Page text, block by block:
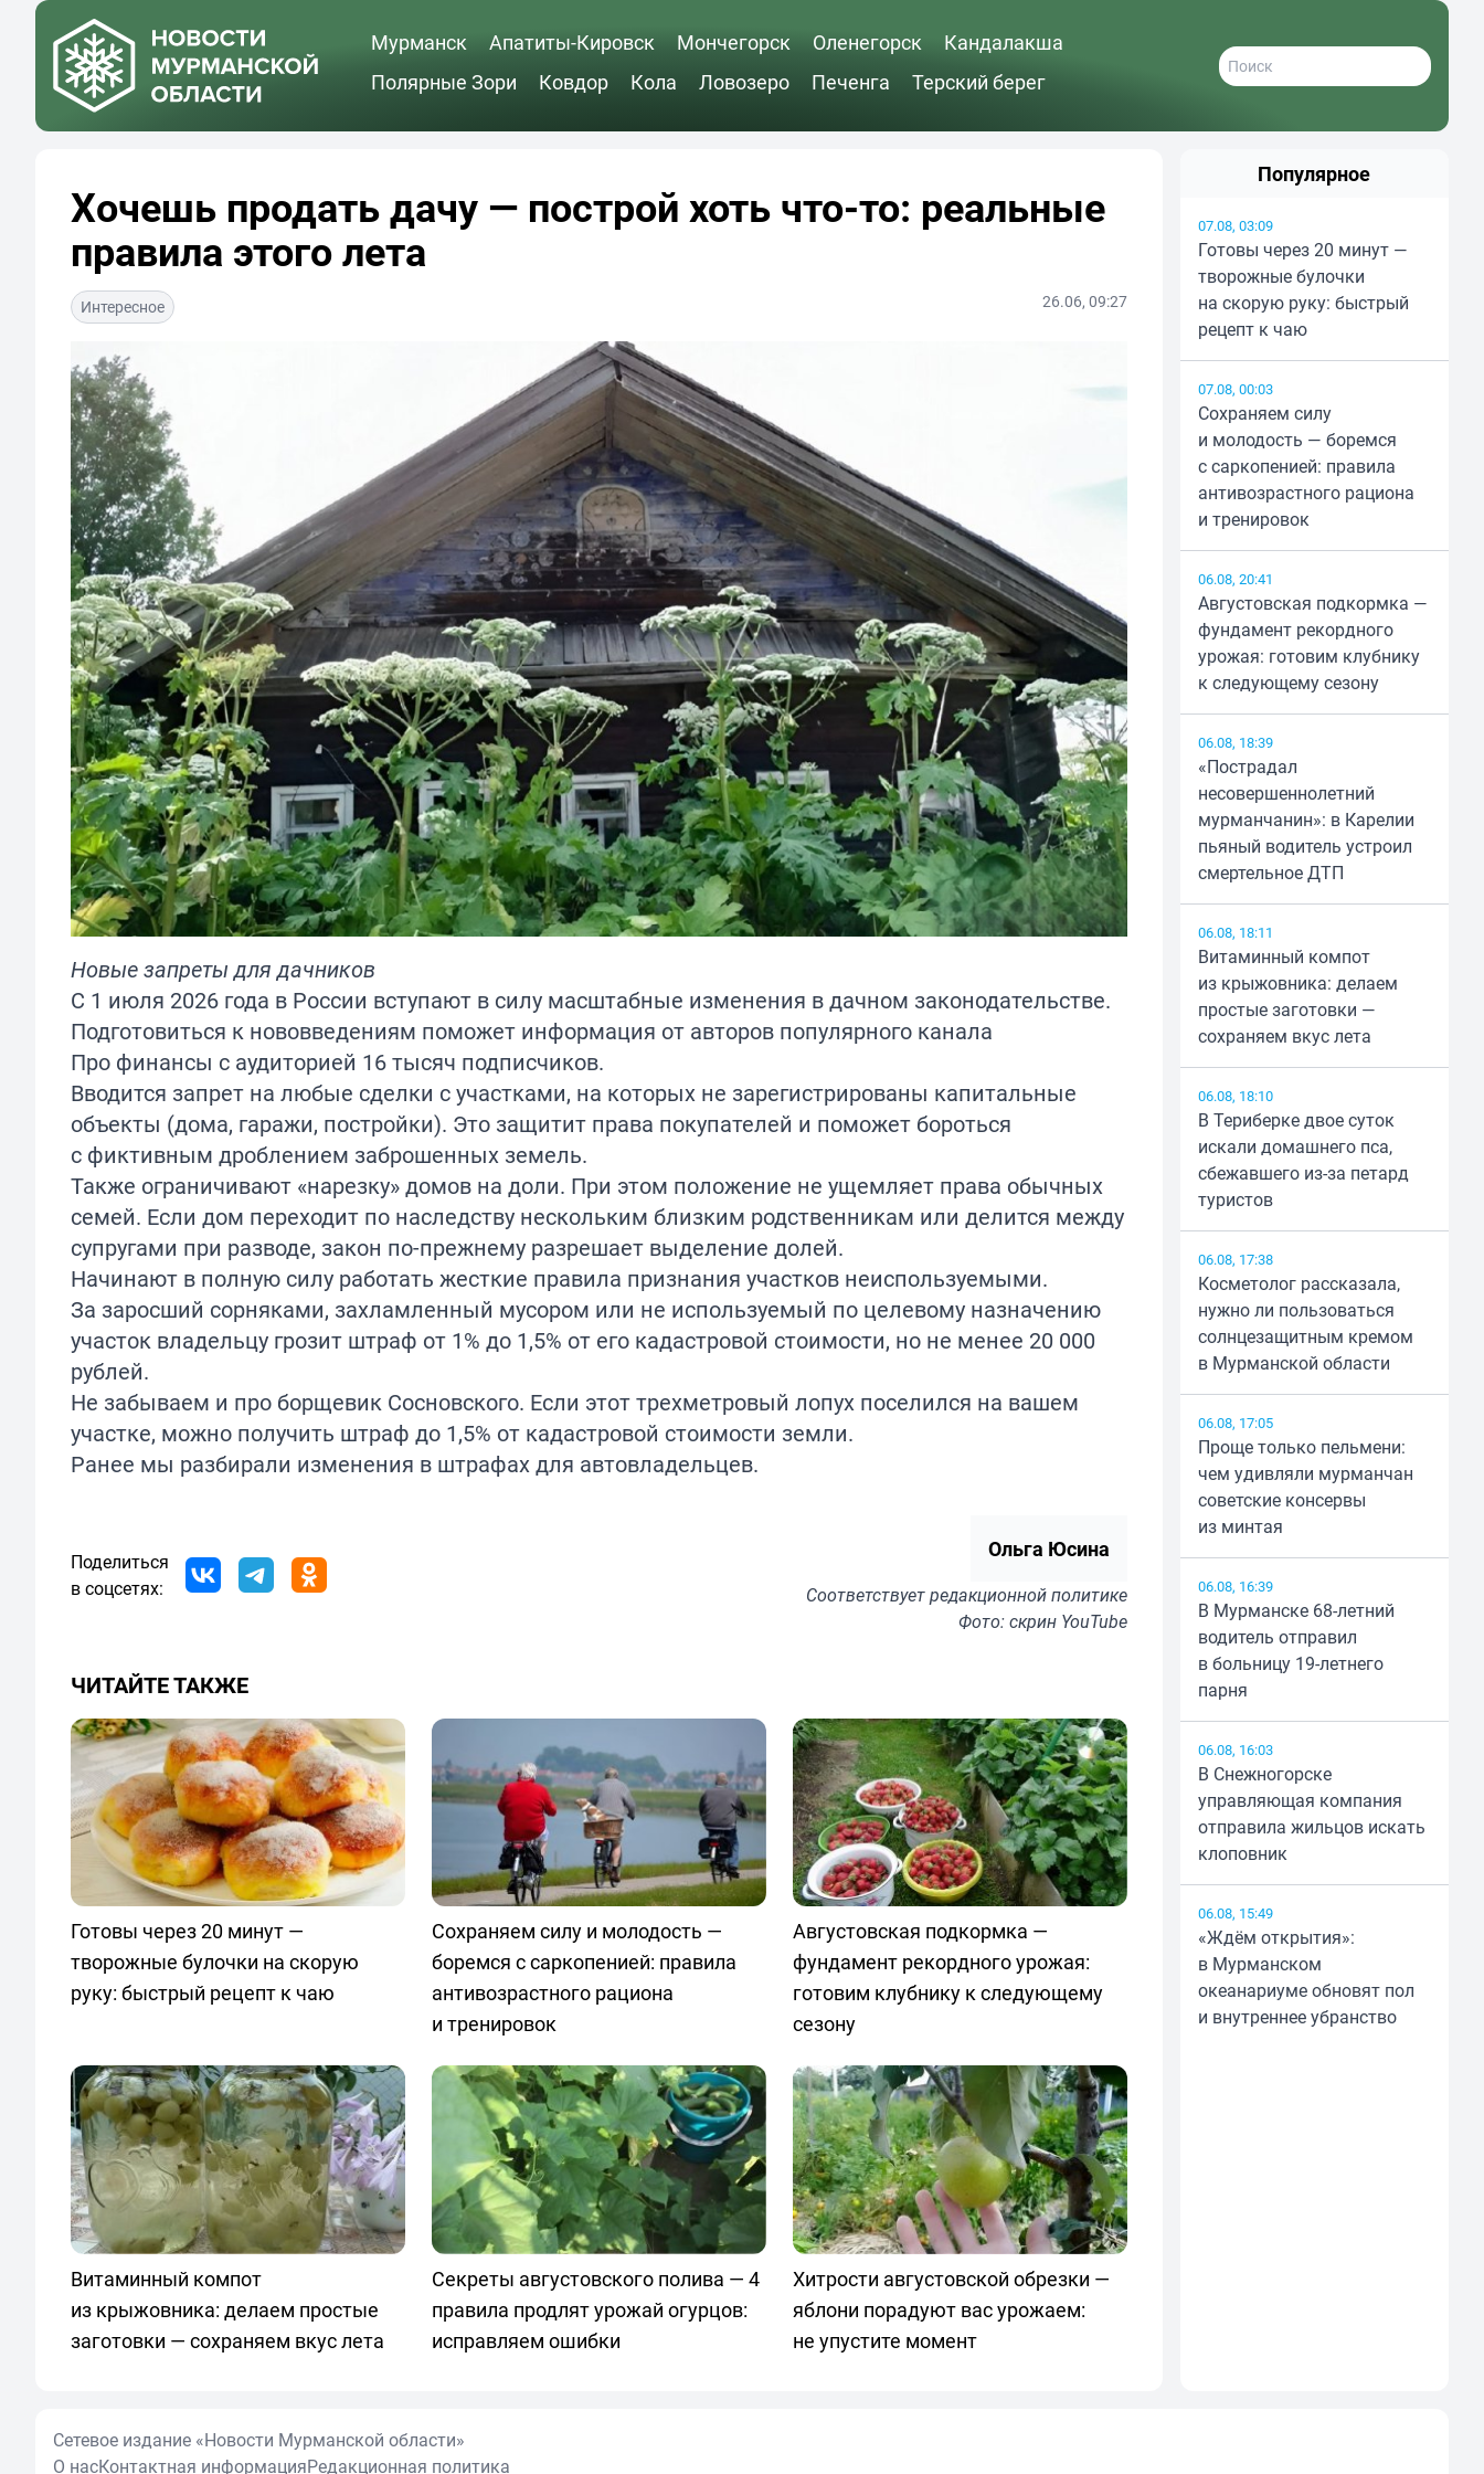
Мурманск Апатиты-Кировск Мончегорск Оленегорск
Кандалакша
Полярные Зори
Ковдор Кола Ловозеро Печенга Терский берег
Хочешь продать дачу — построй хоть что-то: реальные
правила этого лета
Интересное 26.06, 09:27
Новые запреты для дачников
С 1 июля 2026 года в России вступают в силу масштабные изменения в дачном законодательстве.
Подготовиться к нововведениям поможет информация от авторов популярного канала
Про финансы с аудиторией 16 тысяч подписчиков.
Вводится запрет на любые сделки с участками, на которых не зарегистрированы капитальные
объекты (дома, гаражи, постройки). Это защитит права покупателей и поможет бороться
с фиктивным дроблением заброшенных земель.
Также ограничивают «нарезку» домов на доли. При этом положение не ущемляет права обычных
семей. Если дом переходит по наследству нескольким близким родственникам или делится между
супругами при разводе, закон по-прежнему разрешает выделение долей.
Начинают в полную силу работать жесткие правила признания участков неиспользуемыми.
За заросший сорняками, захламленный мусором или не используемый по целевому назначению
участок владельцу грозит штраф от 1% до 1,5% от его кадастровой стоимости, но не менее 20 000
рублей.
Не забываем и про борщевик Сосновского. Если этот трехметровый лопух поселился на вашем
участке, можно получить штраф до 1,5% от кадастровой стоимости земли.
Ранее мы разбирали изменения в штрафах для автовладельцев.
Поделиться
в соцсетях:
Ольга Юсина
Соответствуетредакционной политике
Фото: скрин YouTube
ЧИТАЙТЕ ТАКЖЕ
Готовы через 20 минут —
творожные булочки на скорую
руку: быстрый рецепт к чаю
Сохраняем силу и молодость —
боремся с саркопенией: правила
антивозрастного рациона
и тренировок
Августовская подкормка —
фундамент рекордного урожая:
готовим клубнику к следующему
сезону
Витаминный компот
из крыжовника: делаем простые
заготовки — сохраняем вкус лета
Секреты августовского полива — 4
правила продлят урожай огурцов:
исправляем ошибки
Хитрости августовской обрезки —
яблони порадуют вас урожаем:
не упустите момент
Популярное
07.08, 03:09
Готовы через 20 минут —
творожные булочки
на скорую руку: быстрый
рецепт к чаю
07.08, 00:03
Сохраняем силу
и молодость — боремся
с саркопенией: правила
антивозрастного рациона
и тренировок
06.08, 20:41
Августовская подкормка —
фундамент рекордного
урожая: готовим клубнику
к следующему сезону
06.08, 18:39
«Пострадал
несовершеннолетний
мурманчанин»: в Карелии
пьяный водитель устроил
смертельное ДТП
06.08, 18:11
Витаминный компот
из крыжовника: делаем
простые заготовки —
сохраняем вкус лета
06.08, 18:10
В Териберке двое суток
искали домашнего пса,
сбежавшего из-за петард
туристов
06.08, 17:38
Косметолог рассказала,
нужно ли пользоваться
солнцезащитным кремом
в Мурманской области
06.08, 17:05
Проще только пельмени:
чем удивляли мурманчан
советские консервы
из минтая
06.08, 16:39
В Мурманске 68-летний
водитель отправил
в больницу 19-летнего
парня
06.08, 16:03
В Снежногорске
управляющая компания
отправила жильцов искать
клоповник
06.08, 15:49
«Ждём открытия»:
в Мурманском
океанариуме обновят пол
и внутреннее убранство
Сетевое издание «Новости Мурманской области»
О насКонтактная информацияРедакционная политика